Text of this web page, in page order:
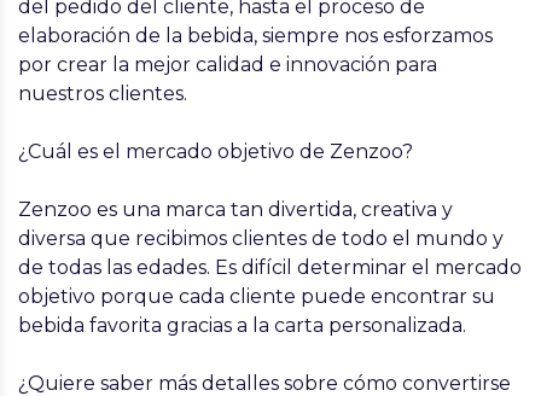
del pedido del cliente, hasta el proceso de
elaboración de la bebida, siempre nos esforzamos
por crear la mejor calidad e innovación para
nuestros clientes.
¿Cuál es el mercado objetivo de Zenzoo?
Zenzoo es una marca tan divertida, creativa y
diversa que recibimos clientes de todo el mundo y
de todas las edades. Es difícil determinar el mercado
objetivo porque cada cliente puede encontrar su
bebida favorita gracias a la carta personalizada.
¿Quiere saber más detalles sobre cómo convertirse